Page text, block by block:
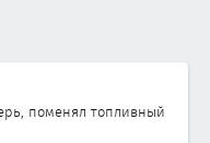
поменял топливный